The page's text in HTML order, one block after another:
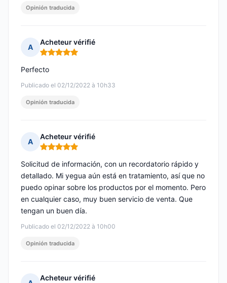
Opinión traducida
A
Acheteur vérifié
Nota: 5 de 5
Publicado el 02/12/2022 à 10h33
Perfecto
Opinión traducida
A
Acheteur vérifié
Nota: 5 de 5
Publicado el 02/12/2022 à 10h00
Solicitud de información, con un recordatorio rápido y
detallado. Mi yegua aún está en tratamiento, así que no
puedo opinar sobre los productos por el momento. Pero
en cualquier caso, muy buen servicio de venta. Que
tengan un buen día.
Opinión traducida
Acheteur vérifié